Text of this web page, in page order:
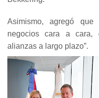
Asimismo, agregó
negocios cara a cara,
alianzas a largo plazo”.